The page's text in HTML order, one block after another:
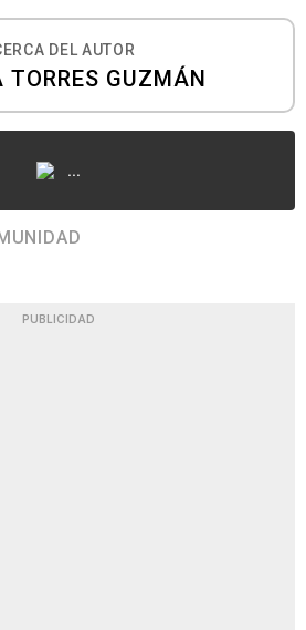
DEL AUTOR
TORRES GUZMÁN
...
PUBLICIDAD